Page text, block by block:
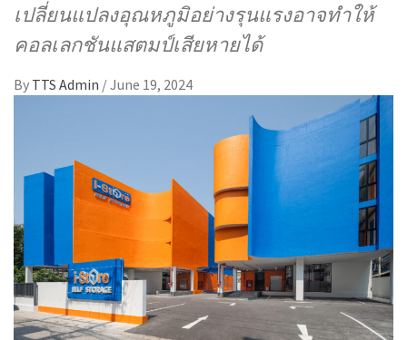
เปลี่ยนแปลงอุณหภูมิอย่างรุนแรงอาจทำให้
คอลเลกชันแสตมป์เสียหายได้
By TTS Admin /June 19, 2024